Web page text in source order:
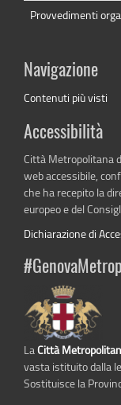
Provvedimenti
Navigazione
Contenuti più visti
Accessibilità
Città Metropolitana
web accessibile,
che ha recepito la
europeo e del
Dichiarazione di
LaCittà
vasta istituito dalla
Sostituisce la